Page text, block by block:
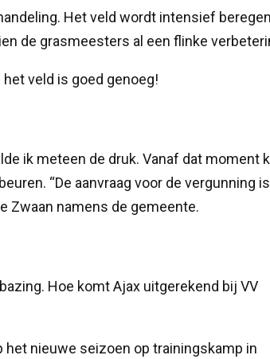
Het veld wordt intensief
de grasmeesters al een flinke
veld is goed genoeg!
ik meteen de druk. Vanaf dat moment
“De aanvraag voor de vergunning is
Zwaan namens de gemeente.
Hoe komt Ajax uitgerekend bij VV
nieuwe seizoen op trainingskamp in